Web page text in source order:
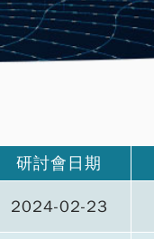
研討會日期
2024-02-23